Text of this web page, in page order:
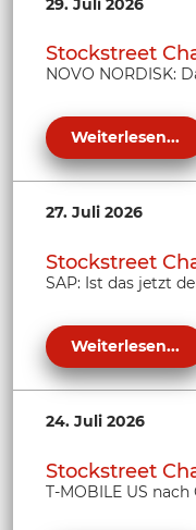
Stockstreet
NOVO NORDISK:
Weiterlesen...
27. Juli 2026
Stockstreet
SAP: Ist das jetzt
Weiterlesen...
24. Juli 2026
Stockstreet
T-MOBILE US